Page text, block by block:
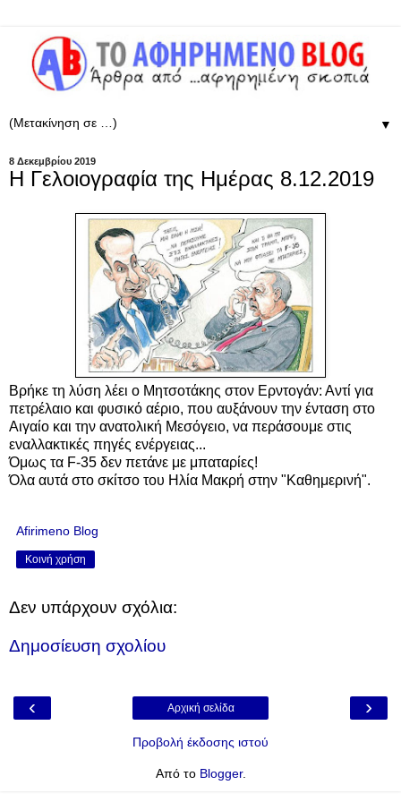
▼
8 Δεκεμβρίου 2019
Η Γελοιογραφία της Ημέρας 8.12.2019
Βρήκε τη λύση λέει ο Μητσοτάκης στον Ερντογάν: Αντί για
πετρέλαιο και φυσικό αέριο, που αυξάνουν την ένταση στο
Αιγαίο και την ανατολική Μεσόγειο, να περάσουμε στις
εναλλακτικές πηγές ενέργειας...
Όμως τα F-35 δεν πετάνε με μπαταρίες!
Όλα αυτά στο σκίτσο του Ηλία Μακρή στην "Καθημερινή".
Afirimeno Blog
Κοινή χρήση
Δεν υπάρχουν σχόλια:
Δημοσίευση σχολίου
‹ ›
Αρχική σελίδα
Προβολή έκδοσης ιστού
Από το Blogger.